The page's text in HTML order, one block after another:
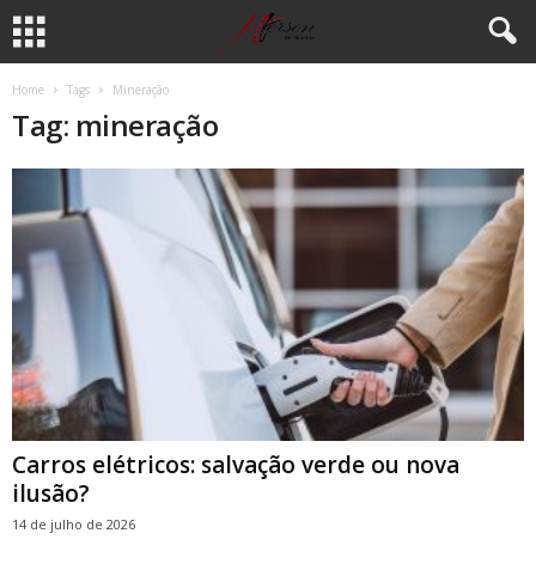
Home Tags Mineração
Tag: mineração
Carros elétricos: salvação verde ou nova
ilusão?
14 de julho de 2026